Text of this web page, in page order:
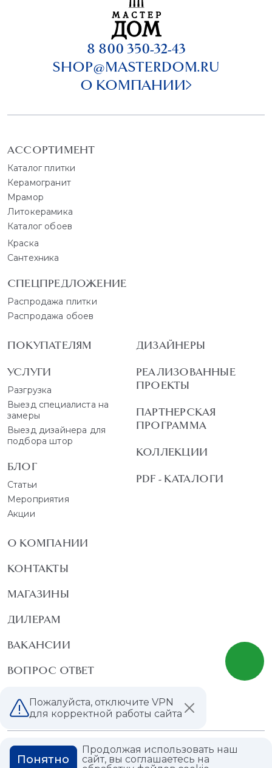
8 800 350-32-43
SHOP@MASTERDOM.RU
О КОМПАНИИ
АССОРТИМЕНТ
Каталог плитки
Керамогранит
Мрамор
Литокерамика
Каталог обоев
Краска
Сантехника
СПЕЦПРЕДЛОЖЕНИЕ
Распродажа плитки
Распродажа обоев
ПОКУПАТЕЛЯМ
УСЛУГИ
Разгрузка
Выезд специалиста на
замеры
Выезд дизайнера для
подбора штор
БЛОГ
Статьи
Мероприятия
Акции
ДИЗАЙНЕРЫ
РЕАЛИЗОВАННЫЕ
ПРОЕКТЫ
ПАРТНЕРСКАЯ
ПРОГРАММА
КОЛЛЕКЦИИ
PDF - КАТАЛОГИ
О КОМПАНИИ
КОНТАКТЫ
МАГАЗИНЫ
ДИЛЕРАМ
ВАКАНСИИ
ВОПРОС ОТВЕТ
ГЛОССАРИЙ
Политика конфиденциальности
Политика использования cookies
Пожалуйста, отключите VPN
для корректной работы сайта
Продолжая использовать наш
сайт, вы соглашаетесь на
Понятно